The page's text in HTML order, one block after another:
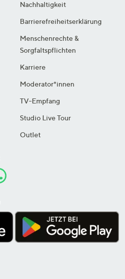
Nachhaltigkeit
Barrierefreiheitserklärung
Menschenrechte &
Sorgfaltspflichten
Karriere
Moderator*innen
TV-Empfang
Studio Live Tour
Outlet